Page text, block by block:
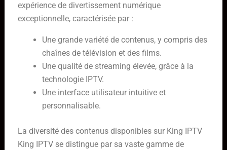
expérience de divertissement numérique
exceptionnelle, caractérisée par :
Une grande variété de contenus, y compris des
chaînes de télévision et des films.
Une qualité de streaming élevée, grâce à la
technologie IPTV.
Une interface utilisateur intuitive et
personnalisable.
La diversité des contenus disponibles sur King IPTV
King IPTV se distingue par sa vaste gamme de